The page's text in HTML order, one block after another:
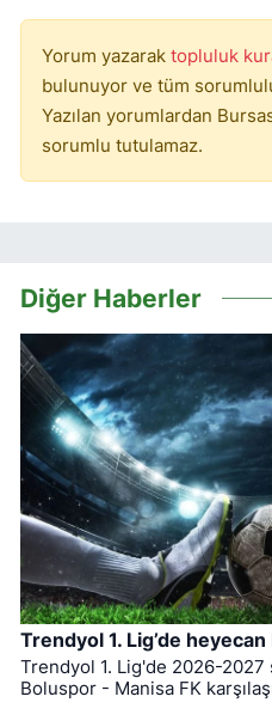
Yorum yazarak topluluk
bulunuyor ve tüm
Yazılan yorumlardan
sorumlu tutulamaz.
Diğer Haberler
Trendyol 1. Lig’de
Trendyol 1. Lig'de 2026-
Boluspor - Manisa FK